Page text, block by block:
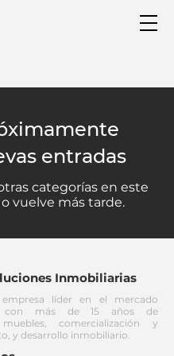
entradas
categorías en este
vuelve más tarde.
Inmobiliarias
líder en el mercado
con más de 15 años de
comercialización y
y desarrollo inmobiliario.